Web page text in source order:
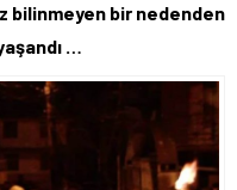
bilinmeyen bir nedenden
…